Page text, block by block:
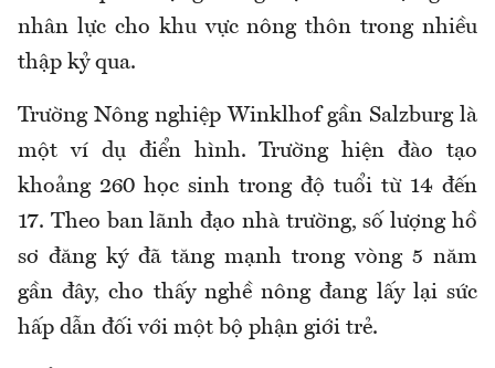
nhân lực cho khu vực nông thôn trong nhiều
thập kỷ qua.
Trường Nông nghiệp Winklhof gần Salzburg là
một ví dụ điển hình. Trường hiện đào tạo
khoảng 260 học sinh trong độ tuổi từ 14 đến
17. Theo ban lãnh đạo nhà trường, số lượng hồ
sơ đăng ký đã tăng mạnh trong vòng 5 năm
gần đây, cho thấy nghề nông đang lấy lại sức
hấp dẫn đối với một bộ phận giới trẻ.